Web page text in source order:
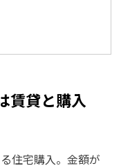
賃貸と購入
住宅購入。金額が